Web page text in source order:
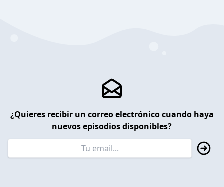
¿Quieres recibir un correo electrónico cuando haya
nuevos episodios disponibles?